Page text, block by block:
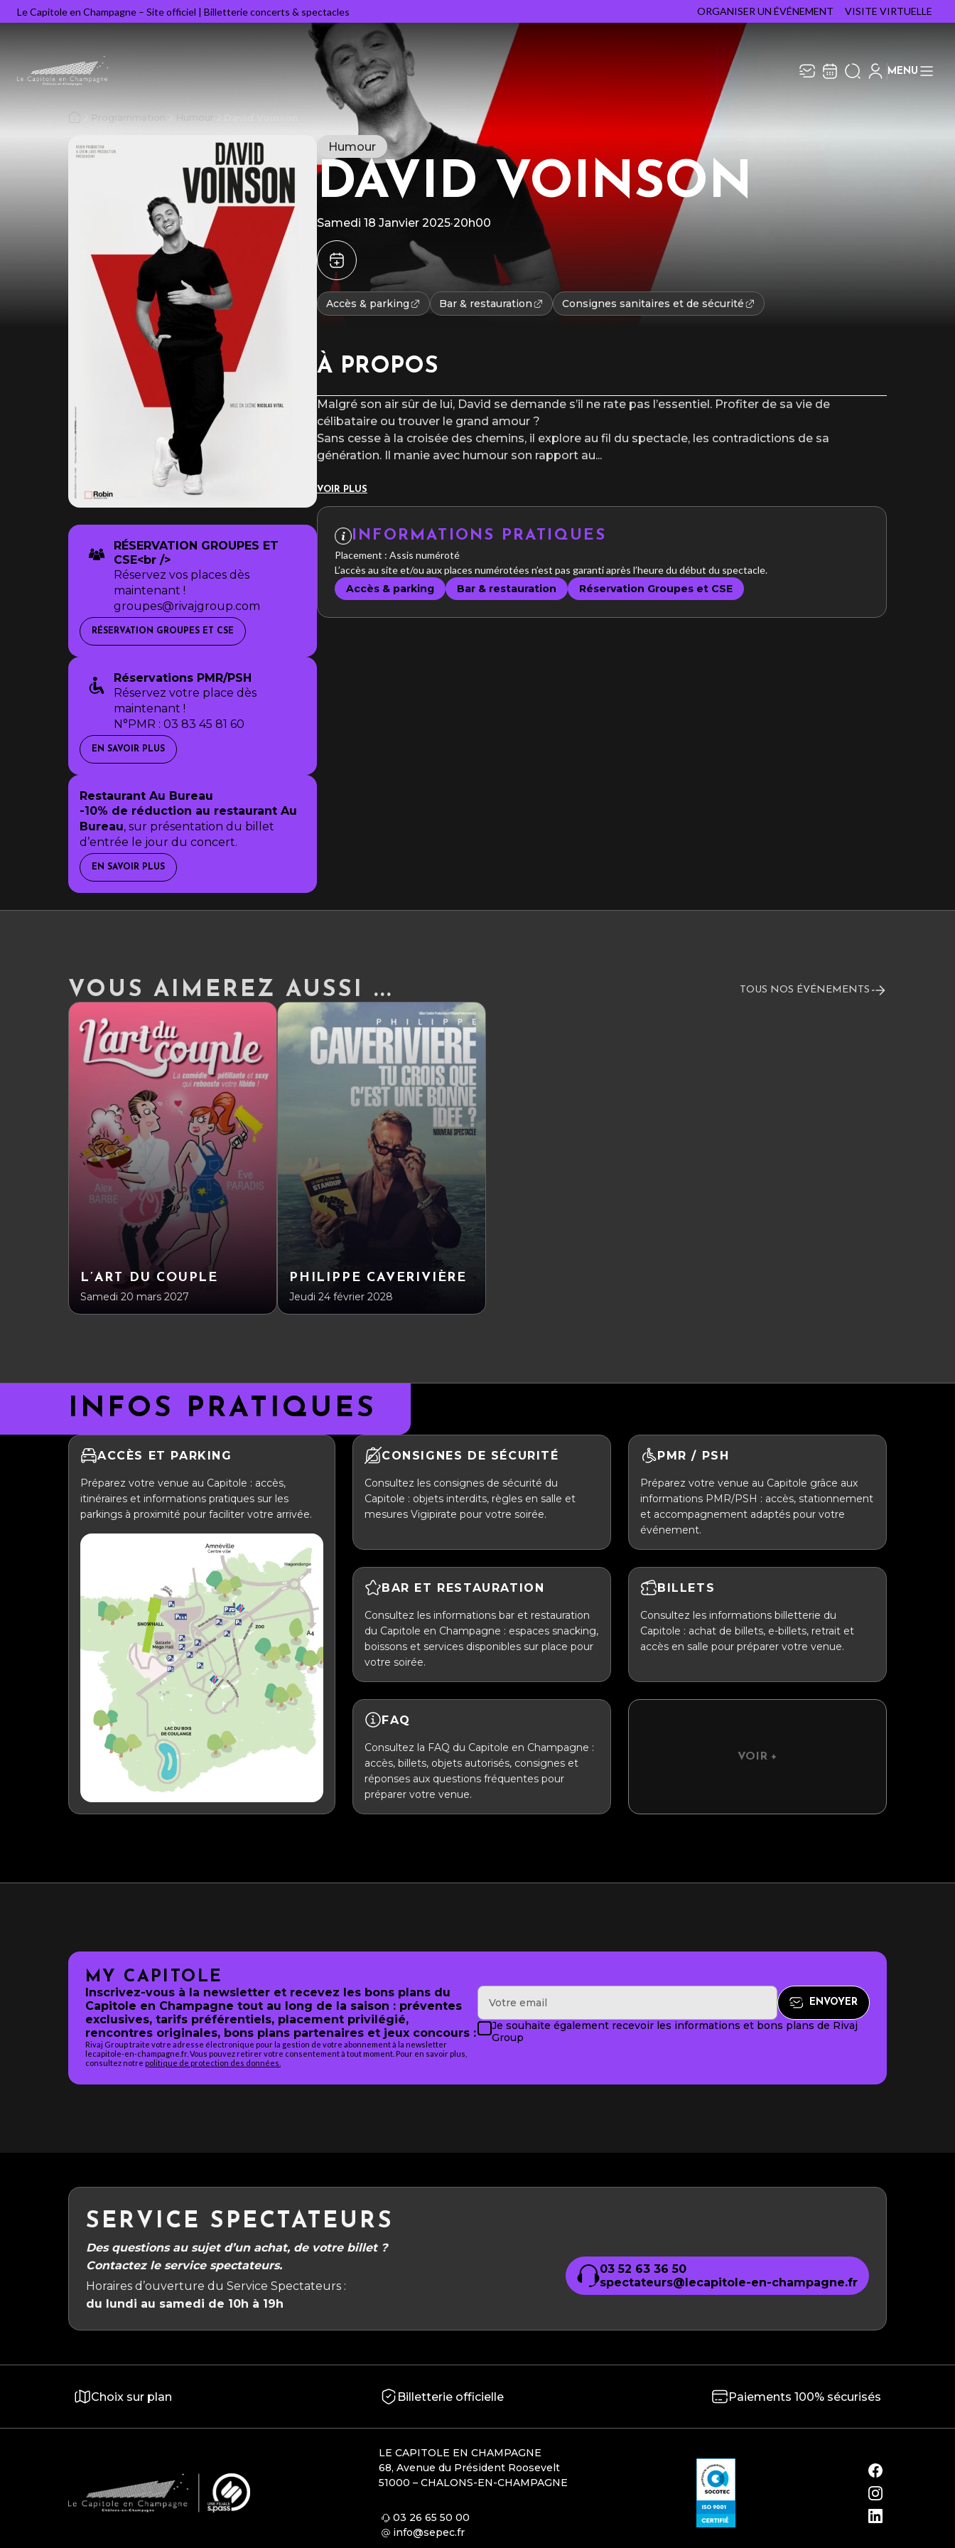
Le Capitole en Champagne – Site officiel | Billetterie concerts & spectacles ORGANISER UN ÉVÉNEMENT VISITE VIRTUELLE
Recevez toute l’actualité en
vous abonnant à notre
newsletter :
ENVOYER
Rivaj Group traite votre adresse électronique pour
la gestion de votre abonnement à la newsletter de
Le Capitole en Champagne
votre consentement à tout moment. Pour en savoir
plus, consultez notre
.
MENU
Programmation
RÉSERVATION GROUPES ET
CSE<br />
Réservez vos places dès
maintenant !
groupes@rivajgroup.com
RÉSERVATION GROUPES ET CSE
Réservations PMR/PSH
Réservez votre place dès
maintenant !
N°PMR : 03 83 45 81 60
EN SAVOIR PLUS
Restaurant Au Bureau
-10% de réduction au restaurant Au
Bureau, sur présentation du billet
d’entrée le jour du concert.
EN SAVOIR PLUS
Humour
DAVID VOINSON
Samedi 18 Janvier 2025·20h00
Accès & parking Bar & restauration Consignes sanitaires et de sécurité
À PROPOS
Malgré son air sûr de lui, David se demande s’il ne rate pas l’essentiel. Profiter de sa vie de
célibataire ou trouver le grand amour ?
Sans cesse à la croisée des chemins, il explore au fil du spectacle, les contradictions de sa
génération. Il manie avec humour son rapport au...
VOIR PLUS
INFORMATIONS PRATIQUES
Placement : Assis numéroté
L’accès au site et/ou aux places numérotées n’est pas garanti après l’heure du début du spectacle.
Accès & parking Bar & restauration Réservation Groupes et CSE
VOUS AIMEREZ AUSSI ... TOUS NOS ÉVÉNEMENTS
L’ART DU COUPLE
Samedi 20 mars 2027
PHILIPPE CAVERIVIÈRE
Jeudi 24 février 2028
INFOS PRATIQUES
ACCÈS ET PARKING
Préparez votre venue au Capitole : accès,
itinéraires et informations pratiques sur les
parkings à proximité pour faciliter votre arrivée.
CONSIGNES DE SÉCURITÉ
Consultez les consignes de sécurité du
Capitole : objets interdits, règles en salle et
mesures Vigipirate pour votre soirée.
PMR / PSH
Préparez votre venue au Capitole grâce aux
informations PMR/PSH : accès, stationnement
et accompagnement adaptés pour votre
événement.
BAR ET RESTAURATION
Consultez les informations bar et restauration
du Capitole en Champagne : espaces snacking,
boissons et services disponibles sur place pour
votre soirée.
BILLETS
Consultez les informations billetterie du
Capitole : achat de billets, e-billets, retrait et
accès en salle pour préparer votre venue.
FAQ
Consultez la FAQ du Capitole en Champagne :
accès, billets, objets autorisés, consignes et
réponses aux questions fréquentes pour
préparer votre venue.
VOIR +
MY CAPITOLE
Inscrivez-vous à la newsletter et recevez les bons plans du
Capitole en Champagne tout au long de la saison : préventes
exclusives, tarifs préférentiels, placement privilégié,
rencontres originales, bons plans partenaires et jeux concours :
Rivaj Group traite votre adresse électronique pour la gestion de votre abonnement à la newsletter
lecapitole-en-champagne.fr. Vous pouvez retirer votre consentement à tout moment. Pour en savoir plus,
consultez notre politique de protection des données.
Je souhaite également recevoir les informations et bons plans de Rivaj
Group
SERVICE SPECTATEURS
Des questions au sujet d’un achat, de votre billet ?
Contactez le service spectateurs.
Horaires d’ouverture du Service Spectateurs :
du lundi au samedi de 10h à 19h
03 52 63 36 50
spectateurs@lecapitole-en-champagne.fr
Choix sur plan Billetterie officielle Paiements 100% sécurisés
LE CAPITOLE EN CHAMPAGNE
68, Avenue du Président Roosevelt
51000 – CHALONS-EN-CHAMPAGNE
03 26 65 50 00
info@sepec.fr